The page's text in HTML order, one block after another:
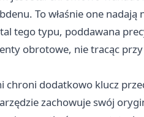
To właśnie one
tego typu, poddawana
obrotowe, nie tracąc
chroni dodatkowo klucz
zachowuje swój